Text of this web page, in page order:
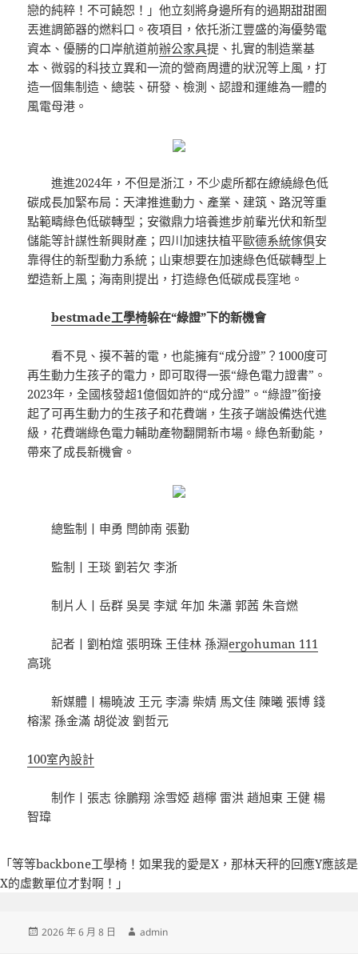
戀的純粹！不可饒恕！」他立刻將身邊所有的過期甜甜圈
丟進調節器的燃料口。夜項目，依托浙江豐盛的海優勢電
資本、優勝的口岸航道前辦公家具提、扎實的制造業基
本、微弱的科技立異和一流的營商周遭的狀況等上風，打
造一個集制造、總裝、研發、檢測、認證和運維為一體的
風電母港。
進進2024年，不但是浙江，不少處所都在繚繞綠色低
碳成長加緊布局：天津推進動力、產業、建筑、路況等重
點範疇綠色低碳轉型；安徽鼎力培養進步前輩光伏和新型
儲能等計謀性新興財產；四川加速扶植平歐德系統傢俱安
靠得住的新型動力系統；山東想要在加速綠色低碳轉型上
塑造新上風；海南則提出，打造綠色低碳成長窪地。
bestmade工學椅躲在“綠證”下的新機會
看不見、摸不著的電，也能擁有“成分證”？1000度可
再生動力生孩子的電力，即可取得一張“綠色電力證書”。
2023年，全國核發超1億個如許的“成分證”。“綠證”銜接
起了可再生動力的生孩子和花費端，生孩子端設備迭代進
級，花費端綠色電力輔助產物翻開新市場。綠色新動能，
帶來了成長新機會。
總監制丨申勇 閆帥南 張勤
監制丨王琰 劉若欠 李浙
制片人丨岳群 吳昊 李斌 年加 朱瀟 郭茜 朱音燃
記者丨劉柏煊 張明珠 王佳林 孫淵ergohuman 111
高珧
新媒體丨楊曉波 王元 李濤 柴婧 馬文佳 陳曦 張博 錢
榕潔 孫金滿 胡從波 劉哲元
100室內設計
制作丨張志 徐鵬翔 涂雪婭 趙檸 雷洪 趙旭東 王健 楊
智瑋
「等等backbone工學椅 ！如果我的愛是X，那林天秤的回應Y應該是
X的虛數單位才對啊！」
發
2026 年 6 月 8 日
作
admin